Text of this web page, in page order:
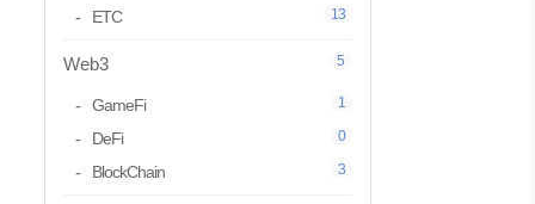
ETC 13
Web3 5
GameFi 1
DeFi 0
BlockChain 3